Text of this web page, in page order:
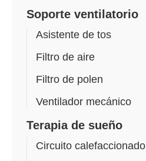
Soporte ventilatorio
Asistente de tos
Filtro de aire
Filtro de polen
Ventilador mecánico
Terapia de sueño
Circuito calefaccionado